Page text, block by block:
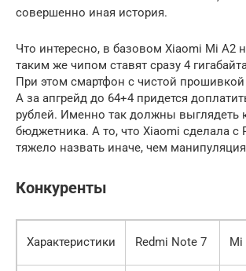
совершенно иная история.
Что интересно, в базовом Xiaomi Mi A2
таким же чипом ставят сразу 4
При этом смартфон с чистой
А за апгрейд до 64+4 придется
рублей. Именно так должны выглядеть
бюджетника. А то, что Xiaomi сделала с
тяжело назвать иначе, чем
Конкуренты
Характеристики Redmi Note 7 Mi